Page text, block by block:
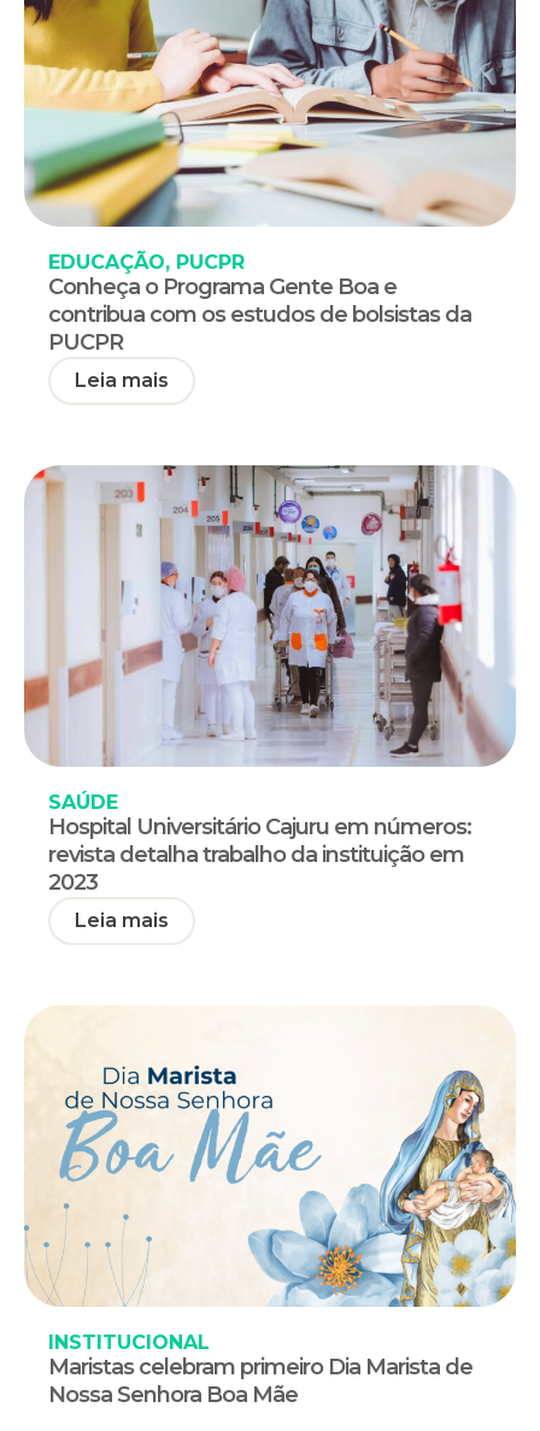
EDUCAÇÃO, PUCPR
Conheça o Programa Gente Boa e
contribua com os estudos de bolsistas da
PUCPR
Leia mais
SAÚDE
Hospital Universitário Cajuru em números:
revista detalha trabalho da instituição em
2023
Leia mais
INSTITUCIONAL
Maristas celebram primeiro Dia Marista de
Nossa Senhora Boa Mãe